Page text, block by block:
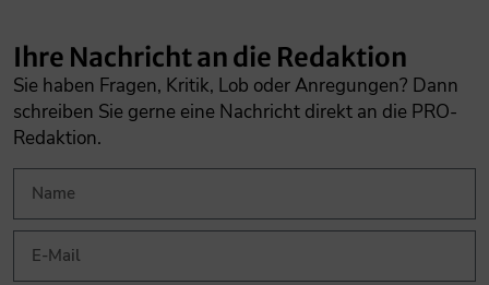
Ihre Nachricht an die Redaktion
Sie haben Fragen, Kritik, Lob oder Anregungen? Dann
schreiben Sie gerne eine Nachricht direkt an die PRO-
Redaktion.